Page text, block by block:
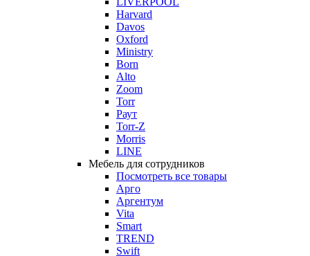
Harvard
Davos
Oxford
Ministry
Born
Alto
Zoom
Torr
Раут
Torr-Z
Morris
LINE
Мебель для сотрудников
Посмотреть все товары
Арго
Аргентум
Vita
Smart
TREND
Swift